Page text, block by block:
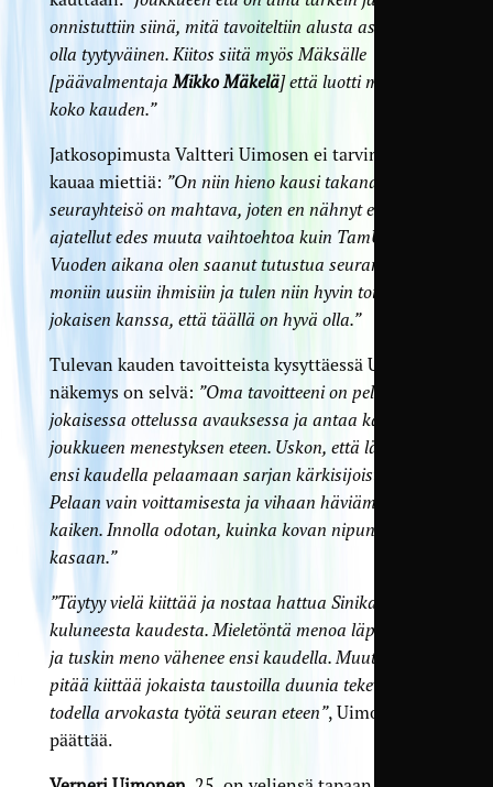
onnistuttiin siinä, mitä tavoiteltiin alusta asti. Täytyy
olla tyytyväinen. Kiitos siitä myös Mäksälle
[päävalmentaja Mikko Mäkelä] että luotti muhun
koko kauden.”
Jatkosopimusta Valtteri Uimosen ei tarvinnut
kauaa miettiä: ”On niin hieno kausi takana ja
seurayhteisö on mahtava, joten en nähnyt enkä
ajatellut edes muuta vaihtoehtoa kuin TamUa.
Vuoden aikana olen saanut tutustua seuran kautta
moniin uusiin ihmisiin ja tulen niin hyvin toimeen
jokaisen kanssa, että täällä on hyvä olla.”
Tulevan kauden tavoitteista kysyttäessä Uimosen
näkemys on selvä: ”Oma tavoitteeni on pelata
jokaisessa ottelussa avauksessa ja antaa kaikkeni
joukkueen menestyksen eteen. Uskon, että lähdemme
ensi kaudella pelaamaan sarjan kärkisijoista.
Pelaan vain voittamisesta ja vihaan häviämistä yli
kaiken. Innolla odotan, kuinka kovan nipun saamme
kasaan.”
”Täytyy vielä kiittää ja nostaa hattua Sinikaartille
kuluneesta kaudesta. Mieletöntä menoa läpi kauden
ja tuskin meno vähenee ensi kaudella. Muutenkin
pitää kiittää jokaista taustoilla duunia tekevää,
todella arvokasta työtä seuran eteen”, Uimonen
päättää.